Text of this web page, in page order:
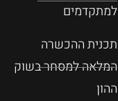
למתקדמים
תכנית ההכשרה
המלאה למסחר בשוק
ההון